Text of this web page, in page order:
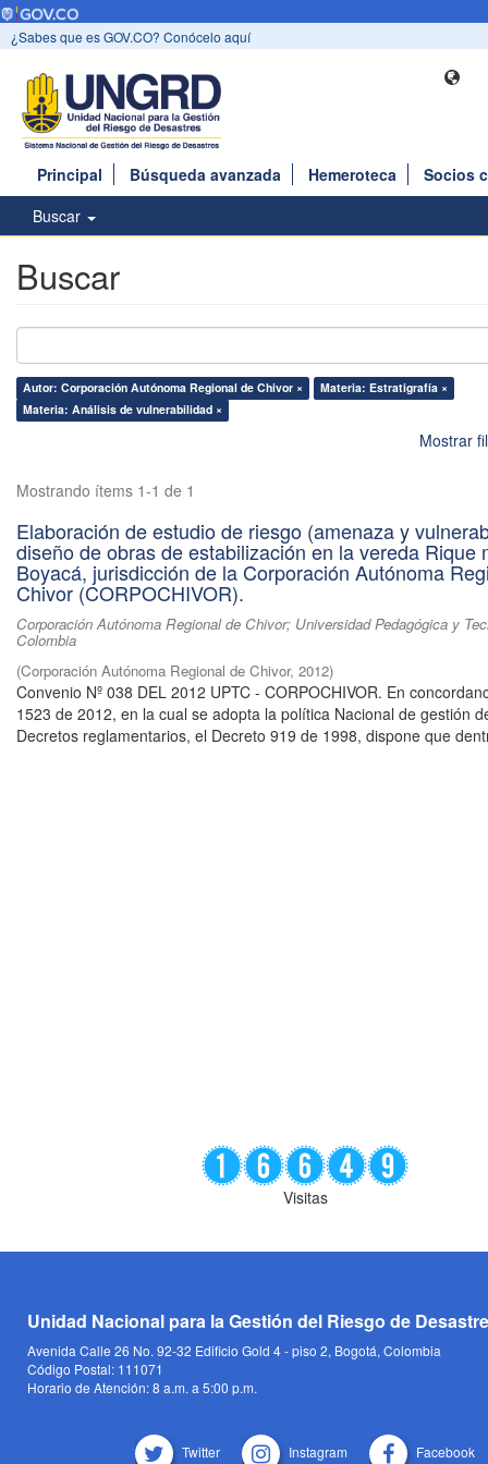
¿Sabes que es GOV.CO? Conócelo aquí
Principal Búsqueda avanzada Hemeroteca
Socios
Buscar
Buscar
Autor: Corporación Autónoma Regional de Chivor ×
Materia: Estratigrafía ×
Materia: Análisis de vulnerabilidad ×
Mostrar
Mostrando ítems 1-1 de 1
Elaboración de estudio de riesgo (amenaza y
diseño de obras de estabilización en la vereda Rique
Boyacá, jurisdicción de la Corporación Autónoma
Chivor (CORPOCHIVOR).
Corporación Autónoma Regional de Chivor; Universidad Pedagógica y
Colombia
(Corporación Autónoma Regional de Chivor, 2012)
Convenio Nº 038 DEL 2012 UPTC - CORPOCHIVOR. En
1523 de 2012, en la cual se adopta la política Nacional de gestión
Decretos reglamentarios, el Decreto 919 de 1998, dispone que
Visitas
Unidad Nacional para la Gestión del Riesgo de
Avenida Calle 26 No. 92-32 Edificio Gold 4 - piso 2, Bogotá, Colombia
Código Postal: 111071
Horario de Atención: 8 a.m. a 5:00 p.m.
Twitter Instagram Facebook